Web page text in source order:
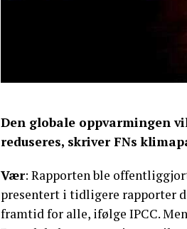
Den globale oppvarmingen
reduseres, skriver FNs
Vær: Rapporten ble
presentert i tidligere rapporter
framtid for alle, ifølge IPCC.